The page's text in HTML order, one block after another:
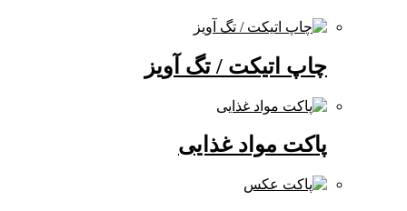
چاپ اتیکت / تگ آویز
پاکت مواد غذایی